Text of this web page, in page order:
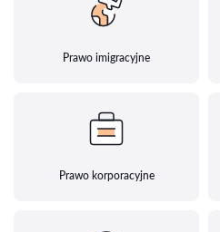
Prawo imigracyjne
Prawo korporacyjne